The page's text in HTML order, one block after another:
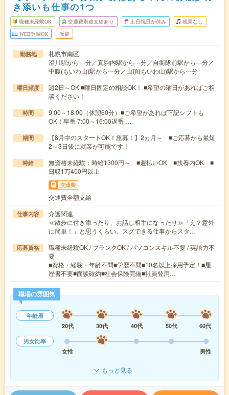
き添いも仕事の1つ
職種未経験OK 交通費別途支給あり 土日祝日が休み 残業なし
WEB登録OK 派遣
勤務地
札幌市南区
澄川駅から---分／真駒内駅から---分／自衛隊前駅から---分／
中腹(もいわ山)駅から---分／山頂(もいわ山)駅から---分
曜日頻度
週2日～OK ■曜日固定の相談OK！ ■希望の曜日があればご相
談ください！
時間
9:00～18:00（休憩60分）■ご希望があれば下記シフトも
OK！早番 7:00～16:00遅番 …
期間
【8月中のスタートOK！急募！】2カ月～ ■ご応募から最短
2～3日後に就業が可能です！
時給
無資格未経験：時給1300円～ ■週払いOK ■扶養内OK ■
日収1万400円以上
交通費
交通費全額支給
仕事内容
介護関連
≪散歩に付き添ったり、お話し相手になったり≫「え？意外
に簡単！」と思うくらい、スグできる仕事からスタ…
応募資格
職種未経験OK / ブランクOK / パソコンスキル不要 / 英語力不
要
■資格・経験・年齢不問■学歴不問■10名以上採用予定！■履
歴書不要■面談確約■社会保険完備■社員登用…
職場の雰囲気
年齢層
20代
30代 40代 50代
60代
男女比率
女性
男性
もっと見る